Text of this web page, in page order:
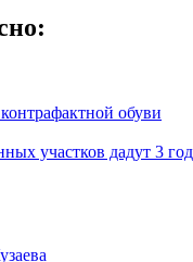
обуви
участков дадут 3